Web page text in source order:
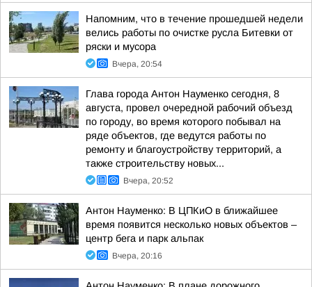
Напомним, что в течение прошедшей недели
велись работы по очистке русла Битевки от
ряски и мусора
Вчера, 20:54
Глава города Антон Науменко сегодня, 8
августа, провел очередной рабочий объезд
по городу, во время которого побывал на
ряде объектов, где ведутся работы по
ремонту и благоустройству территорий, а
также строительству новых...
Вчера, 20:52
Антон Науменко: В ЦПКиО в ближайшее
время появится несколько новых объектов –
центр бега и парк альпак
Вчера, 20:16